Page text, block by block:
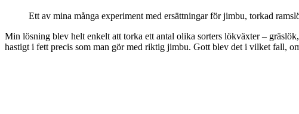
Ett av mina många experiment med ersättningar för jimbu, torkad
Min lösning blev helt enkelt att torka ett antal olika sorters lökväxter –
hastigt i fett precis som man gör med riktig jimbu. Gott blev det i vilket fall,